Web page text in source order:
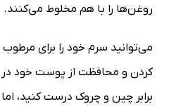
روغن‌ها را با هم مخلوط می‌کنند.
می‌توانید سرم خود را برای مرطوب
کردن و محافظت از پوست خود در
برابر چین و چروک درست کنید، اما